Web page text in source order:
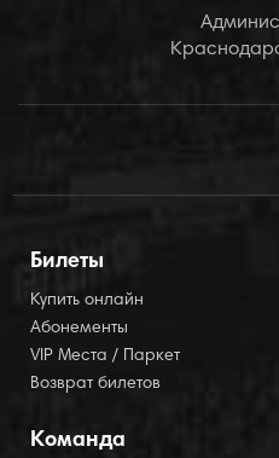
Билеты
Купить онлайн
Абонементы
VIP Места / Паркет
Возврат билетов
Команда